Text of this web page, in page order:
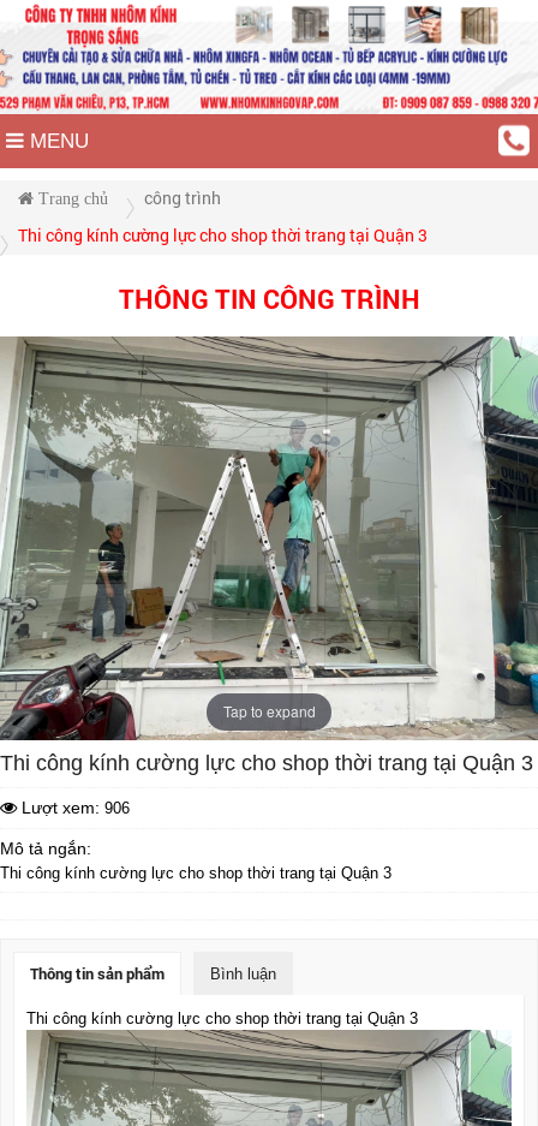
MENU
Trang chủ
công trình
Thi công kính cường lực cho shop thời trang tại Quận 3
THÔNG TIN CÔNG TRÌNH
Tap to expand
Thi công kính cường lực cho shop thời trang tại Quận 3
Lượt xem: 906
Mô tả ngắn:
Thi công kính cường lực cho shop thời trang tại Quận 3
Thông tin sản phẩm Bình luận
Thi công kính cường lực cho shop thời trang tại Quận 3